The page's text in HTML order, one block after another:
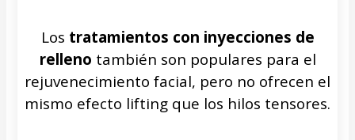
Los tratamientos con inyecciones de
relleno también son populares para el
rejuvenecimiento facial, pero no ofrecen el
mismo efecto lifting que los hilos tensores.